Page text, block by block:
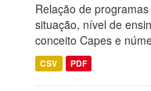
Relação de
situação, nível de
conceito Capes e
CSV PDF